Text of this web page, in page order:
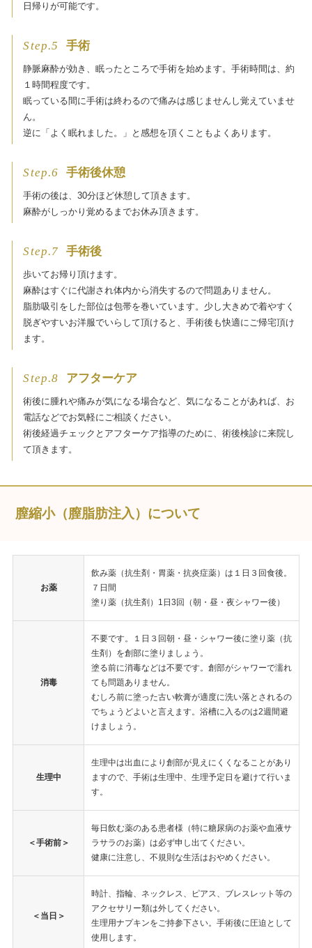
日帰りが可能です。
Step.5 手術
静脈麻酔が効き、眠ったところで手術を始めます。手術時間は、約
１時間程度です。
眠っている間に手術は終わるので痛みは感じませんし覚えていませ
ん。
逆に「よく眠れました。」と感想を頂くこともよくあります。
Step.6 手術後休憩
手術の後は、30分ほど休憩して頂きます。
麻酔がしっかり覚めるまでお休み頂きます。
Step.7 手術後
歩いてお帰り頂けます。
麻酔はすぐに代謝され体内から消失するので問題ありません。
脂肪吸引をした部位は包帯を巻いています。少し大きめで着やすく
脱ぎやすいお洋服でいらして頂けると、手術後も快適にご帰宅頂け
ます。
Step.8 アフターケア
術後に腫れや痛みが気になる場合など、気になることがあれば、お
電話などでお気軽にご相談ください。
術後経過チェックとアフターケア指導のために、術後検診に来院し
て頂きます。
膣縮小（膣脂肪注入）について
お薬
飲み薬（抗生剤・胃薬・抗炎症薬）は１日３回食後。
７日間
塗り薬（抗生剤）1日3回（朝・昼・夜シャワー後）
消毒
不要です。１日３回朝・昼・シャワー後に塗り薬（抗
生剤）を創部に塗りましょう。
塗る前に消毒などは不要です。創部がシャワーで濡れ
ても問題ありません。
むしろ前に塗った古い軟膏が適度に洗い落とされるの
でちょうどよいと言えます。浴槽に入るのは2週間避
けましょう。
生理中
生理中は出血により創部が見えにくくなることがあり
ますので、手術は生理中、生理予定日を避けて行いま
す。
＜手術前＞
毎日飲む薬のある患者様（特に糖尿病のお薬や血液サ
ラサラのお薬）は必ず申し出てください。
健康に注意し、不規則な生活はおやめください。
＜当日＞
時計、指輪、ネックレス、ピアス、ブレスレット等の
アクセサリー類は外してください。
生理用ナプキンをご持参下さい。手術後に圧迫として
使用します。